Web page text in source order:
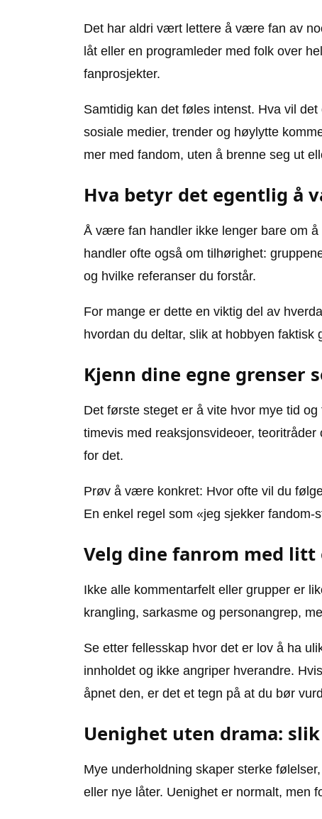
Det har aldri vært lettere å være fan av
låt eller en programleder med folk over
fanprosjekter.
Samtidig kan det føles intenst. Hva vil
sosiale medier, trender og høylytte
mer med fandom, uten å brenne seg ut
Hva betyr det egentlig å
Å være fan handler ikke lenger bare om
handler ofte også om tilhørighet:
og hvilke referanser du forstår.
For mange er dette en viktig del av
hvordan du deltar, slik at hobbyen faktisk
Kjenn dine egne grenser
Det første steget er å vite hvor mye tid
timevis med reaksjonsvideoer,
for det.
Prøv å være konkret: Hvor ofte vil du
En enkel regel som «jeg sjekker
Velg dine fanrom med litt
Ikke alle kommentarfelt eller grupper er
krangling, sarkasme og personangrep,
Se etter fellesskap hvor det er lov å ha
innholdet og ikke angriper hverandre.
åpnet den, er det et tegn på at du bør
Uenighet uten drama:
Mye underholdning skaper sterke
eller nye låter. Uenighet er normalt, men